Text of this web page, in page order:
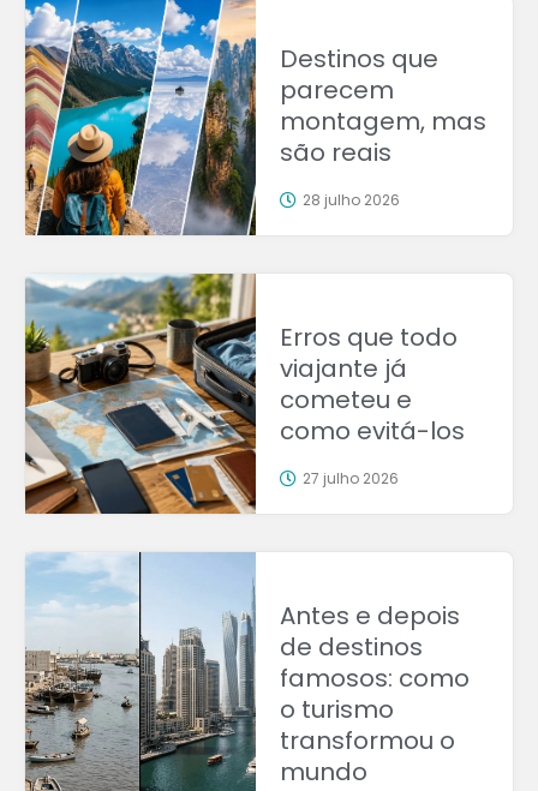
Destinos que
parecem
montagem, mas
são reais
28 julho 2026
Erros que todo
viajante já
cometeu e
como evitá-los
27 julho 2026
Antes e depois
de destinos
famosos: como
o turismo
transformou o
mundo